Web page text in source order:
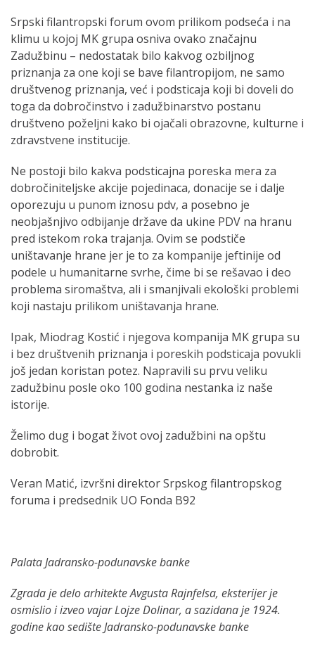
Srpski filantropski forum ovom prilikom podseća i na
klimu u kojoj MK grupa osniva ovako značajnu
Zadužbinu – nedostatak bilo kakvog ozbiljnog
priznanja za one koji se bave filantropijom, ne samo
društvenog priznanja, već i podsticaja koji bi doveli do
toga da dobročinstvo i zadužbinarstvo postanu
društveno poželjni kako bi ojačali obrazovne, kulturne i
zdravstvene institucije.
Ne postoji bilo kakva podsticajna poreska mera za
dobročiniteljske akcije pojedinaca, donacije se i dalje
oporezuju u punom iznosu pdv, a posebno je
neobjašnjivo odbijanje države da ukine PDV na hranu
pred istekom roka trajanja. Ovim se podstiče
uništavanje hrane jer je to za kompanije jeftinije od
podele u humanitarne svrhe, čime bi se rešavao i deo
problema siromaštva, ali i smanjivali ekološki problemi
koji nastaju prilikom uništavanja hrane.
Ipak, Miodrag Kostić i njegova kompanija MK grupa su
i bez društvenih priznanja i poreskih podsticaja povukli
još jedan koristan potez. Napravili su prvu veliku
zadužbinu posle oko 100 godina nestanka iz naše
istorije.
Želimo dug i bogat život ovoj zadužbini na opštu
dobrobit.
Veran Matić, izvršni direktor Srpskog filantropskog
foruma i predsednik UO Fonda B92
Palata Jadransko-podunavske banke
Zgrada je delo arhitekte Avgusta Rajnfelsa, eksterijer je
osmislio i izveo vajar Lojze Dolinar, a sazidana je 1924.
godine kao sedište Jadransko-podunavske banke